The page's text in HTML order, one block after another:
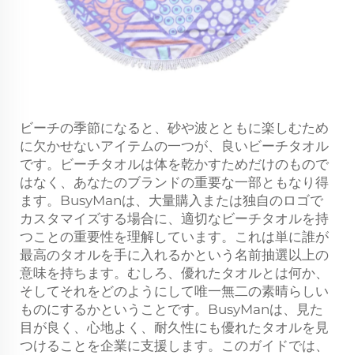
ビーチの季節になると、砂や波とともに楽しむため
に欠かせないアイテムの一つが、良いビーチタオル
です。ビーチタオルは体を乾かすためだけのもので
はなく、あなたのブランドの重要な一部ともなり得
ます。BusyManは、大量購入または独自のロゴで
カスタマイズする場合に、適切なビーチタオルを持
つことの重要性を理解しています。これは単に誰が
最高のタオルを手に入れるかという名前抽選以上の
意味を持ちます。むしろ、優れたタオルとは何か、
そしてそれをどのようにして唯一無二の素晴らしい
ものにするかということです。BusyManは、見た
目が良く、心地よく、耐久性にも優れたタオルを見
つけることを企業に支援します。このガイドでは、